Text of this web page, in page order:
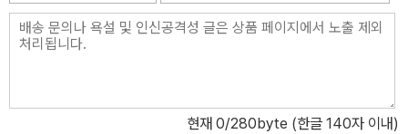
현재 0/280byte (한글 140자 이내)